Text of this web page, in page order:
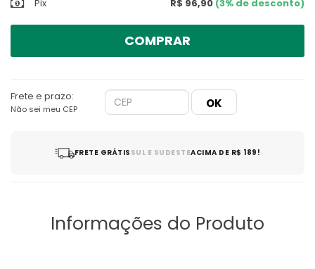
Pix R$ 96,90 (3% de desconto)
COMPRAR
Frete e prazo:
Não sei meu CEP
FRETE GRÁTIS SUL E SUDESTEACIMA DE R$ 189!
Informações do Produto